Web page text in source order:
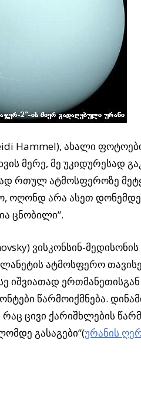
Hammel), ახალი
მერე, მე უკიდურესად
რთულ ატმოსფეროზე
ოღონდ არა ასეთ დონემდე.
ცნობილი”.
ვისკონსინ-მედისონის
ატმოსფერო
იშვიათად ერთმანეთისგან
წარმოიქმნება.
ცივი ქარიშხლების
გასაგები”(ურანის